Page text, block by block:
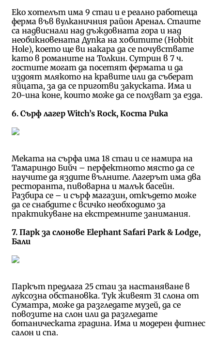
Еко хотелът има 9 стаи и е реално работеща
ферма във вулканичния район Аренал. Стаите
са надвиснали над дъждовната гора и над
необикновената Дупка на хобитите (Hobbit
Hole), което ще ви накара да се почувствате
като в романите на Толкин. Сутрин в 7 ч.
гостите могат да посетят фермата и да
издоят млякото на кравите или да съберат
яйцата, за да се приготви закуската. Има и
20-ина коне, които може да се ползват за езда.
6. Сърф лагер Witch’s Rock, Коста Рика
Меката на сърфа има 18 стаи и се намира на
Тамариндо Бийч – перфектното място да се
научите да яздите вълните. Лагерът има два
ресторанта, пивоварна и малък басейн.
Разбира се – и сърф магазин, откъдето може
да се снабдите с всичко необходимо за
практикуване на екстремните занимания.
7. Парк за слонове Elephant Safari Park & Lodge,
Бали
Паркът предлага 25 стаи за настаняване в
луксозна обстановка. Тук живеят 31 слона от
Суматра, може да разгледате музей, да се
повозите на слон или да разгледате
ботаническата градина. Има и модерен фитнес
салон и спа.